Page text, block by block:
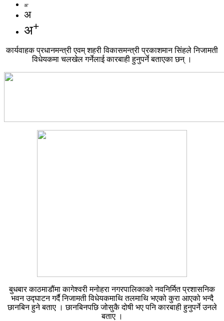
अ-
अ
अ+
कार्यवाहक प्रधानमन्त्री एवम् शहरी विकासमन्त्री प्रकाशमान सिंहले निजामती
विधेयकमा चलखेल गर्नेलाई कारबाही हुनुपर्ने बताएका छन् ।
बुधबार काठमाडौंमा कागेश्वरी मनोहरा नगरपालिकाको नवनिर्मित प्रशासनिक
भवन उद्घाटन गर्दै निजामती विधेयकमाथि तलमाथि भएको कुरा आएको भन्दै
छानबिन हुने बताए । छानबिनपछि जोसुकै दोषी भए पनि कारबाही हुनुपर्ने उनले
बताए ।